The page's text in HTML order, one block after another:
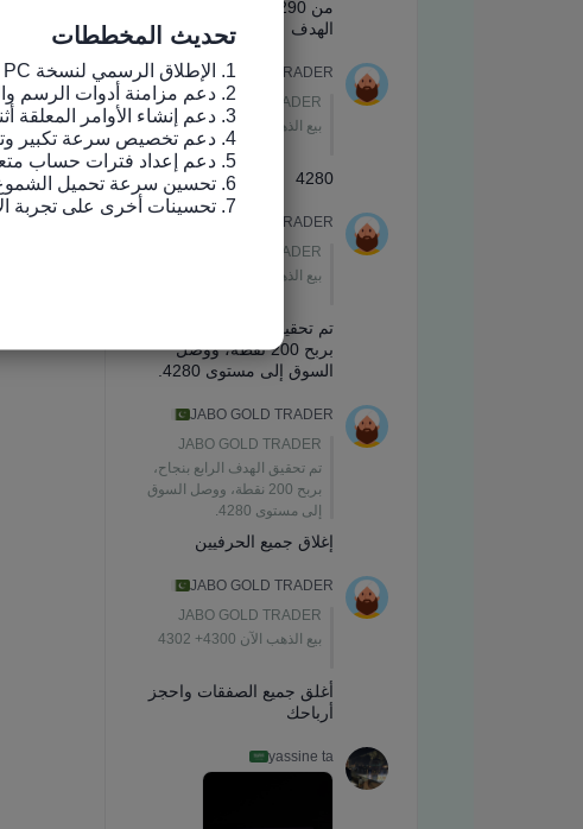
تحديث المخططات
7. تحسينات أخرى على تجربة الاستخدام وإصلاح الأخطاء